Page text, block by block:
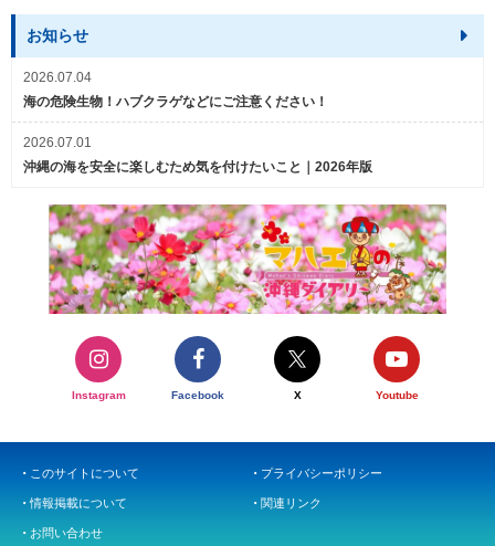
お知らせ
2026.07.04
海の危険生物！ハブクラゲなどにご注意ください！
2026.07.01
沖縄の海を安全に楽しむため気を付けたいこと｜2026年版
Instagram Facebook X Youtube
このサイトについて プライバシーポリシー
情報掲載について 関連リンク
お問い合わせ